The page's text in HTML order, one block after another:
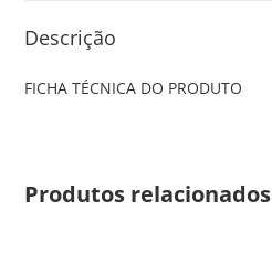
Descrição
FICHA TÉCNICA DO PRODUTO
Produtos relacionados